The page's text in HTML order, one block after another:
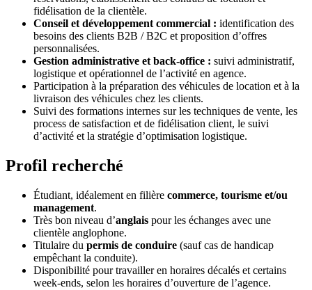
fidélisation de la clientèle.
Conseil et développement commercial : identification des
besoins des clients B2B / B2C et proposition d’offres
personnalisées.
Gestion administrative et back-office : suivi administratif,
logistique et opérationnel de l’activité en agence.
Participation à la préparation des véhicules de location et à la
livraison des véhicules chez les clients.
Suivi des formations internes sur les techniques de vente, les
process de satisfaction et de fidélisation client, le suivi
d’activité et la stratégie d’optimisation logistique.
Profil recherché
Étudiant, idéalement en filière commerce, tourisme et/ou
management.
Très bon niveau d’anglais pour les échanges avec une
clientèle anglophone.
Titulaire du permis de conduire (sauf cas de handicap
empêchant la conduite).
Disponibilité pour travailler en horaires décalés et certains
week-ends, selon les horaires d’ouverture de l’agence.